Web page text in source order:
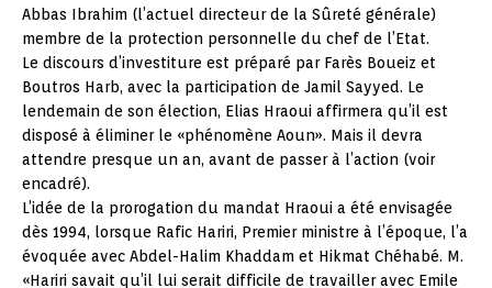
Abbas Ibrahim (l’actuel directeur de la Sûreté générale)
membre de la protection personnelle du chef de l’Etat.
Le discours d’investiture est préparé par Farès Boueiz et
Boutros Harb, avec la participation de Jamil Sayyed. Le
lendemain de son élection, Elias Hraoui affirmera qu’il est
disposé à éliminer le «phénomène Aoun». Mais il devra
attendre presque un an, avant de passer à l’action (voir
encadré).
L’idée de la prorogation du mandat Hraoui a été envisagée
dès 1994, lorsque Rafic Hariri, Premier ministre à l’époque, l’a
évoquée avec Abdel-Halim Khaddam et Hikmat Chéhabé. M.
«Hariri savait qu’il lui serait difficile de travailler avec Emile